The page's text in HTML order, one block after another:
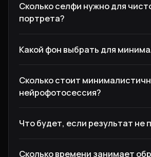
Сколько селфи нужно для
портрета?
Какой фон выбрать для
Сколько стоит
нейрофотосессия?
Что будет, если результат не
Сколько времени занимает